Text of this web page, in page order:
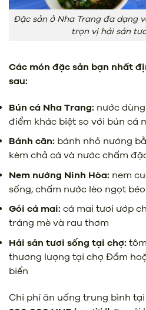
Đặc sản ở Nha Trang đa dạng
trọn vị hải sản
Các món đặc sản bạn nhất
sau:
Bún cá Nha Trang: nước
điểm khác biệt so với bún cá
Bánh căn: bánh nhỏ nướng
kèm chả cá và nước chấm
Nem nướng Ninh Hòa: nem
sống, chấm nước lèo ngọt béo
Gỏi cá mai: cá mai tươi ướp
tráng mè và rau thơm
Hải sản tươi sống tại chợ:
thương lượng tại chợ Đầm
biển
Chi phí ăn uống trung bình tại